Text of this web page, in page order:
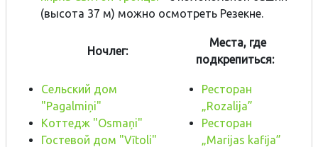
(высота 37 м) можно осмотреть Резекне.
Ночлег:
Места, где
подкрепиться:
Сельский дом
"Pagalmiņi"
Коттедж "Osmaņi"
Гостевой дом "Vītoli"
Ресторан
„Rozalija”
Ресторан
„Marijas kafija”